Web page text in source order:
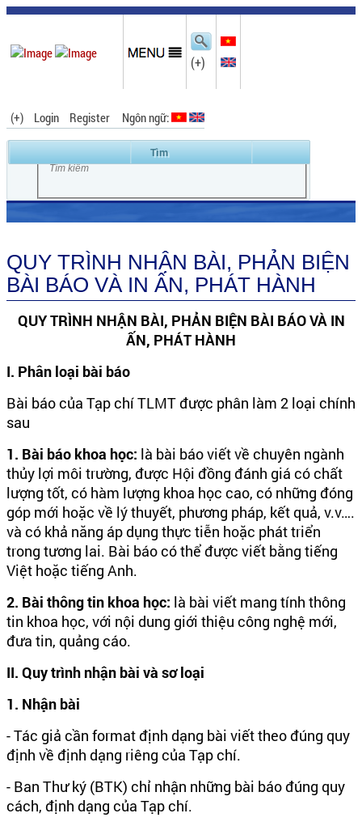
(+)
(+) Login Register Ngôn ngữ:
QUY TRÌNH NHẬN BÀI, PHẢN BIỆN
BÀI BÁO VÀ IN ẤN, PHÁT HÀNH
QUY TRÌNH NHẬN BÀI, PHẢN BIỆN BÀI BÁO VÀ IN
ẤN, PHÁT HÀNH
I. Phân loại bài báo
Bài báo của Tạp chí TLMT được phân làm 2 loại chính
sau
1. Bài báo khoa học: là bài báo viết về chuyên ngành
thủy lợi môi trường, được Hội đồng đánh giá có chất
lượng tốt, có hàm lượng khoa học cao, có những đóng
góp mới hoặc về lý thuyết, phương pháp, kết quả, v.v….
và có khả năng áp dụng thực tiễn hoặc phát triển
trong tương lai. Bài báo có thể được viết bằng tiếng
Việt hoặc tiếng Anh.
2. Bài thông tin khoa học: là bài viết mang tính thông
tin khoa học, với nội dung giới thiệu công nghệ mới,
đưa tin, quảng cáo.
II. Quy trình nhận bài và sơ loại
1. Nhận bài
- Tác giả cần format định dạng bài viết theo đúng quy
định về định dạng riêng của Tạp chí.
- Ban Thư ký (BTK) chỉ nhận những bài báo đúng quy
cách, định dạng của Tạp chí.